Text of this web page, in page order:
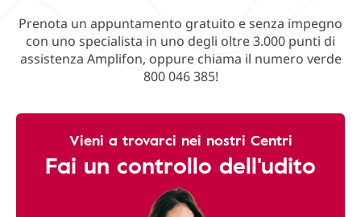
Prenota un appuntamento gratuito e senza impegno
con uno specialista in uno degli oltre 3.000 punti di
assistenza Amplifon, oppure chiama il numero verde
800 046 385!
Vieni a trovarci nei nostri Centri
Fai un controllo dell'udito